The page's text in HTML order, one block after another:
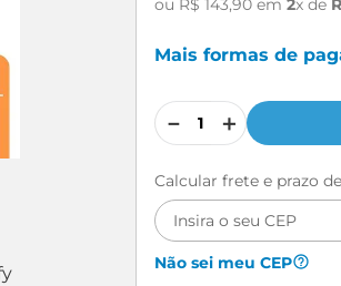
ou R$ 143,90 em 2x de
Mais formas de
＋
－
Calcular frete e prazo
Não sei meu CEP